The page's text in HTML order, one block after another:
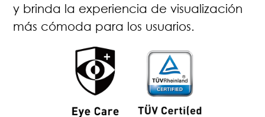
y brinda la experiencia de visualización
más cómoda para los usuarios.